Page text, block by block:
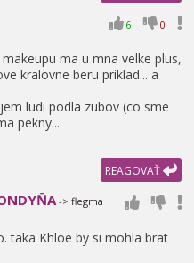
6 0
ma u mna velke plus,
kralovne beru priklad... a
ludi podla zubov (co sme
pekny...
REAGOVAŤ
-> flegma
taka Khloe by si mohla brat